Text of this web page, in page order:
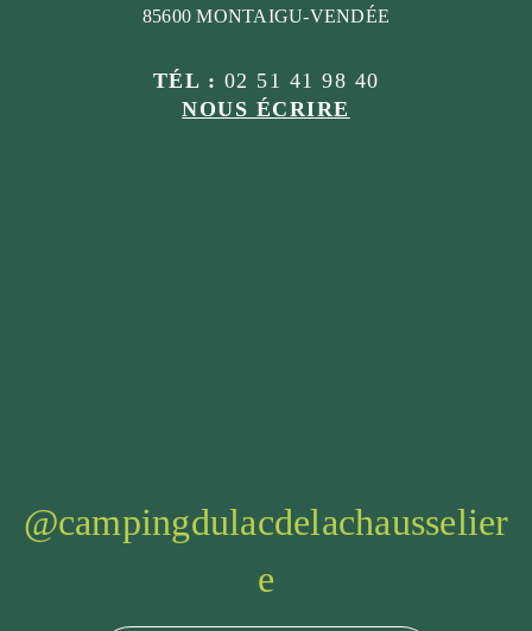
85600 MONTAIGU-VENDÉE
TÉL : 02 51 41 98 40
NOUS ÉCRIRE
@campingdulacdelachausselier
e